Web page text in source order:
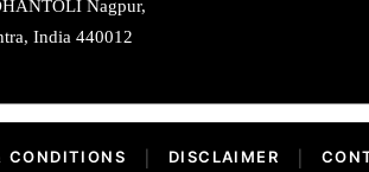
Nagpur,
India 440012
CONDITIONS DISCLAIMER